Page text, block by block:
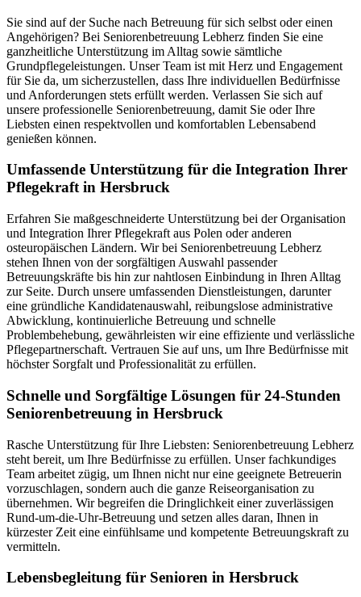
Sie sind auf der Suche nach Betreuung für sich selbst oder einen
Angehörigen? Bei Seniorenbetreuung Lebherz finden Sie eine
ganzheitliche Unterstützung im Alltag sowie sämtliche
Grundpflegeleistungen. Unser Team ist mit Herz und Engagement
für Sie da, um sicherzustellen, dass Ihre individuellen Bedürfnisse
und Anforderungen stets erfüllt werden. Verlassen Sie sich auf
unsere professionelle Seniorenbetreuung, damit Sie oder Ihre
Liebsten einen respektvollen und komfortablen Lebensabend
genießen können.
Umfassende Unterstützung für die Integration Ihrer
Pflegekraft in Hersbruck
Erfahren Sie maßgeschneiderte Unterstützung bei der Organisation
und Integration Ihrer Pflegekraft aus Polen oder anderen
osteuropäischen Ländern. Wir bei Seniorenbetreuung Lebherz
stehen Ihnen von der sorgfältigen Auswahl passender
Betreuungskräfte bis hin zur nahtlosen Einbindung in Ihren Alltag
zur Seite. Durch unsere umfassenden Dienstleistungen, darunter
eine gründliche Kandidatenauswahl, reibungslose administrative
Abwicklung, kontinuierliche Betreuung und schnelle
Problembehebung, gewährleisten wir eine effiziente und verlässliche
Pflegepartnerschaft. Vertrauen Sie auf uns, um Ihre Bedürfnisse mit
höchster Sorgfalt und Professionalität zu erfüllen.
Schnelle und Sorgfältige Lösungen für 24-Stunden
Seniorenbetreuung in Hersbruck
Rasche Unterstützung für Ihre Liebsten: Seniorenbetreuung Lebherz
steht bereit, um Ihre Bedürfnisse zu erfüllen. Unser fachkundiges
Team arbeitet zügig, um Ihnen nicht nur eine geeignete Betreuerin
vorzuschlagen, sondern auch die ganze Reiseorganisation zu
übernehmen. Wir begreifen die Dringlichkeit einer zuverlässigen
Rund-um-die-Uhr-Betreuung und setzen alles daran, Ihnen in
kürzester Zeit eine einfühlsame und kompetente Betreuungskraft zu
vermitteln.
Lebensbegleitung für Senioren in Hersbruck